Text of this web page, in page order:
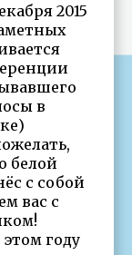
2015
в
белой
с собой
вас с
году